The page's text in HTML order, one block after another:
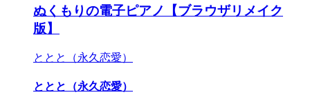
ぬくもりの電子ピアノ【ブラウザリメイク
版】
ととと（永久恋愛）
ととと（永久恋愛）